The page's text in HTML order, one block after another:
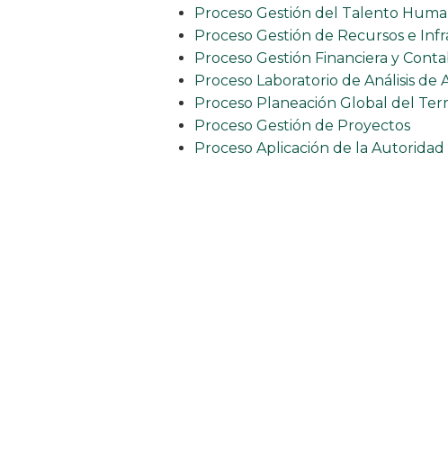
Proceso Gestión del Talento
Proceso Gestión de Recursos e
Proceso Gestión Financiera y
Proceso Laboratorio de Análisis de
Proceso Planeación Global del
Proceso Gestión de Proyectos
Proceso Aplicación de la Autoridad